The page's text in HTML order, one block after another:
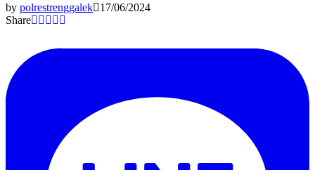
by polrestrenggalek
17/06/2024
Share